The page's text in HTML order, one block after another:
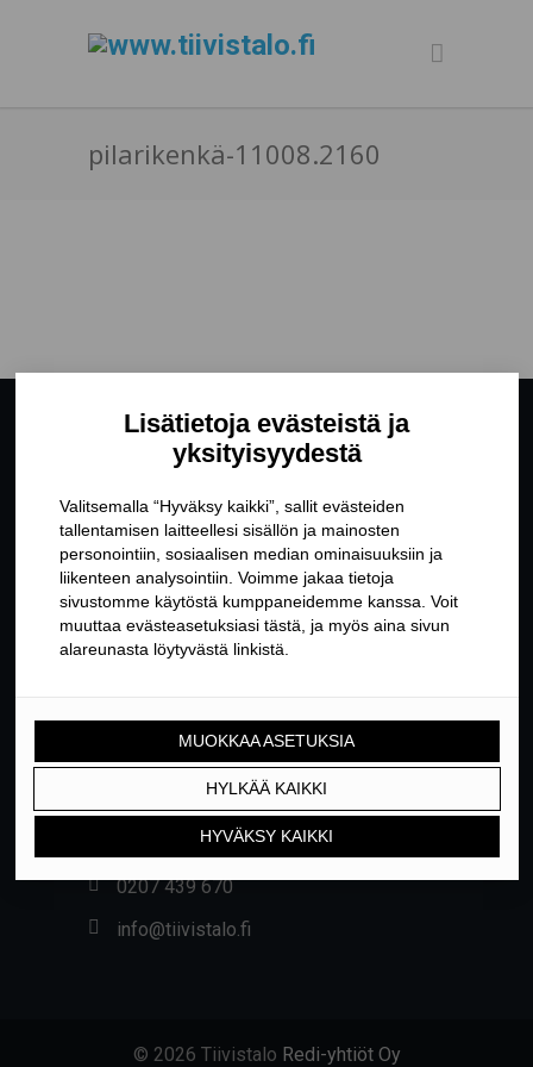
pilarikenkä-11008.2160
YHTEYSTIEDOT
Yrittäjäntie 24, 01800 KLAUKKALA
0207 439 670
info@tiivistalo.fi
© 2026 Tiivistalo Redi-yhtiöt Oy